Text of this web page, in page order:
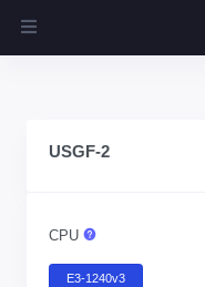
USGF-2
CPU
E3-1240v3